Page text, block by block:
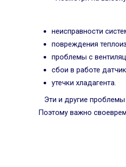
неисправности
повреждения
проблемы с
сбои в работе
утечки хладагента.
Эти и другие
Поэтому важно